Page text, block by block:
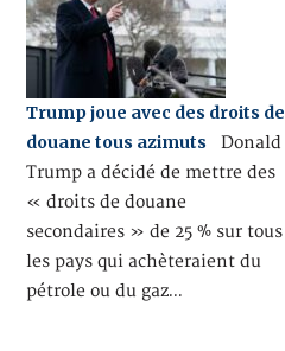
Trump joue avec des droits de
douane tous azimuts Donald
Trump a décidé de mettre des
« droits de douane
secondaires » de 25 % sur tous
les pays qui achèteraient du
pétrole ou du gaz…